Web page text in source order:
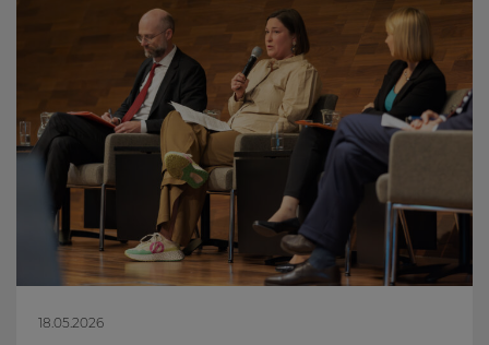
18.05.2026